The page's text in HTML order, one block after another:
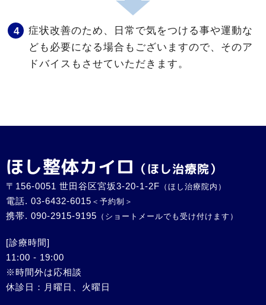
症状改善のため、日常で気をつける事や運動な
ども必要になる場合もございますので、そのア
ドバイスもさせていただきます。
ほし整体カイロ （ほし治療院）
〒156-0051 世田谷区宮坂3-20-1-2F （ほし治療院内）
電話. 03-6432-6015 ＜予約制＞
携帯. 090-2915-9195 （ショートメールでも受け付けます）
[診療時間]
11:00 - 19:00
※時間外は応相談
休診日：月曜日、火曜日